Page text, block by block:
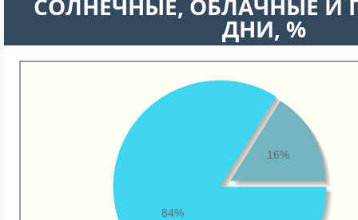
CОЛНЕЧНЫЕ, ОБЛАЧНЫЕ И
ДНИ, %
84%
16%